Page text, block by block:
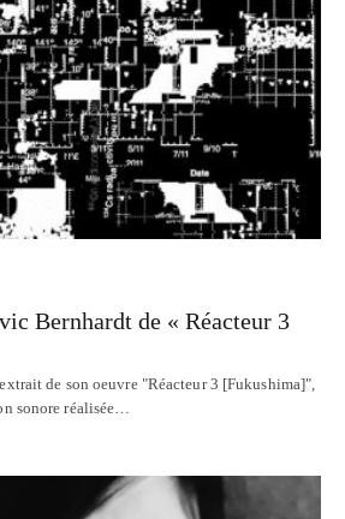
Bernhardt de « Réacteur 3
de son oeuvre "Réacteur 3 [Fukushima]",
sonore réalisée…